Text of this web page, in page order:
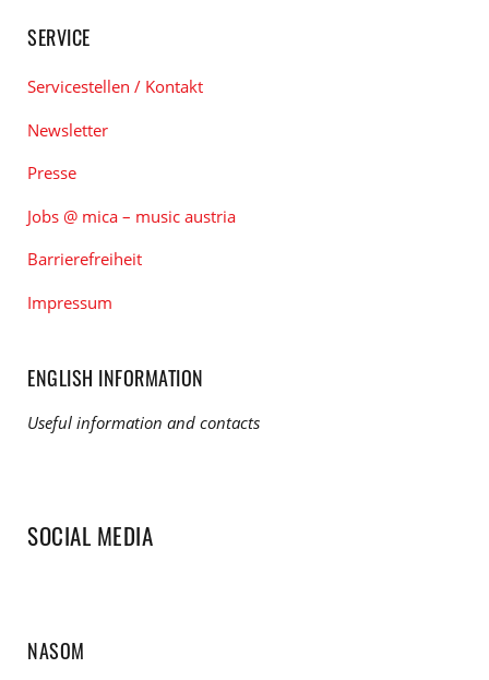
SERVICE
Servicestellen / Kontakt
Newsletter
Presse
Jobs @ mica – music austria
Barrierefreiheit
Impressum
ENGLISH INFORMATION
Useful information and contacts
SOCIAL MEDIA
NASOM